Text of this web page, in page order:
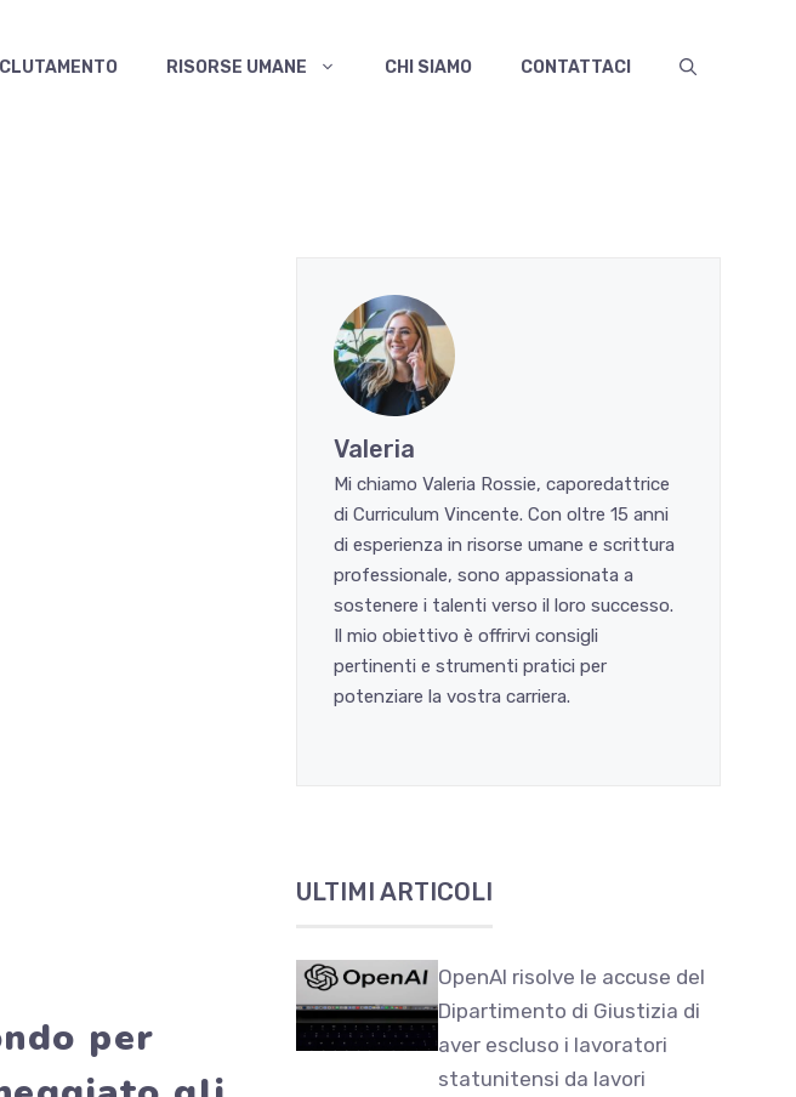
RISORSE UMANE CHI SIAMO CONTATTACI
per
Valeria
Mi chiamo Valeria Rossie, caporedattrice
di Curriculum Vincente. Con oltre 15 anni
di esperienza in risorse umane e scrittura
professionale, sono appassionata a
sostenere i talenti verso il loro successo.
Il mio obiettivo è offrirvi consigli
pertinenti e strumenti pratici per
potenziare la vostra carriera.
ULTIMI ARTICOLI
OpenAI risolve le accuse del
Dipartimento di Giustizia di
aver escluso i lavoratori
statunitensi da lavori